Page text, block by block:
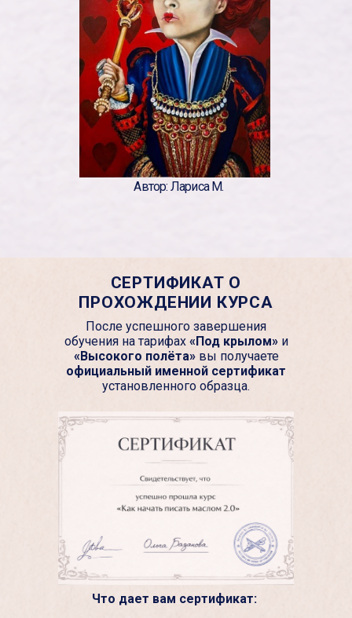
Автор: Лариса М.
СЕРТИФИКАТ О
ПРОХОЖДЕНИИ КУРСА
После успешного завершения
обучения на тарифах «Под крылом»и
«Высокого полёта»вы получаете
официальный именной сертификат
установленного образца.
Что дает вам сертификат: